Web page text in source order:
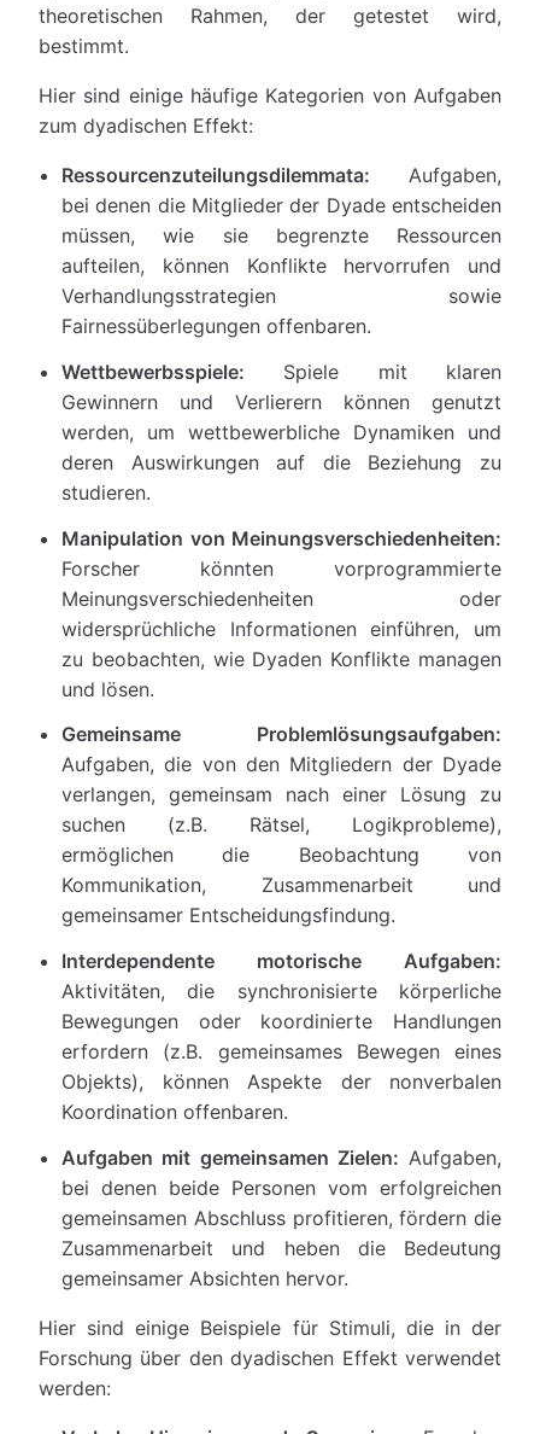
theoretischen Rahmen, der getestet wird,
bestimmt.
Hier sind einige häufige Kategorien von Aufgaben
zum dyadischen Effekt:
Ressourcenzuteilungsdilemmata: Aufgaben,
bei denen die Mitglieder der Dyade entscheiden
müssen, wie sie begrenzte Ressourcen
aufteilen, können Konflikte hervorrufen und
Verhandlungsstrategien sowie
Fairnessüberlegungen offenbaren.
Wettbewerbsspiele: Spiele mit klaren
Gewinnern und Verlierern können genutzt
werden, um wettbewerbliche Dynamiken und
deren Auswirkungen auf die Beziehung zu
studieren.
Manipulation von Meinungsverschiedenheiten:
Forscher könnten vorprogrammierte
Meinungsverschiedenheiten oder
widersprüchliche Informationen einführen, um
zu beobachten, wie Dyaden Konflikte managen
und lösen.
Gemeinsame Problemlösungsaufgaben:
Aufgaben, die von den Mitgliedern der Dyade
verlangen, gemeinsam nach einer Lösung zu
suchen (z.B. Rätsel, Logikprobleme),
ermöglichen die Beobachtung von
Kommunikation, Zusammenarbeit und
gemeinsamer Entscheidungsfindung.
Interdependente motorische Aufgaben:
Aktivitäten, die synchronisierte körperliche
Bewegungen oder koordinierte Handlungen
erfordern (z.B. gemeinsames Bewegen eines
Objekts), können Aspekte der nonverbalen
Koordination offenbaren.
Aufgaben mit gemeinsamen Zielen: Aufgaben,
bei denen beide Personen vom erfolgreichen
gemeinsamen Abschluss profitieren, fördern die
Zusammenarbeit und heben die Bedeutung
gemeinsamer Absichten hervor.
Hier sind einige Beispiele für Stimuli, die in der
Forschung über den dyadischen Effekt verwendet
werden: